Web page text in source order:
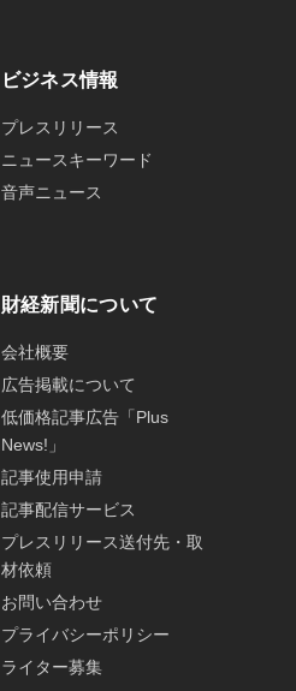
ビジネス情報
プレスリリース
ニュースキーワード
音声ニュース
財経新聞について
会社概要
広告掲載について
低価格記事広告「Plus
News!」
記事使用申請
記事配信サービス
プレスリリース送付先・取
材依頼
お問い合わせ
プライバシーポリシー
ライター募集